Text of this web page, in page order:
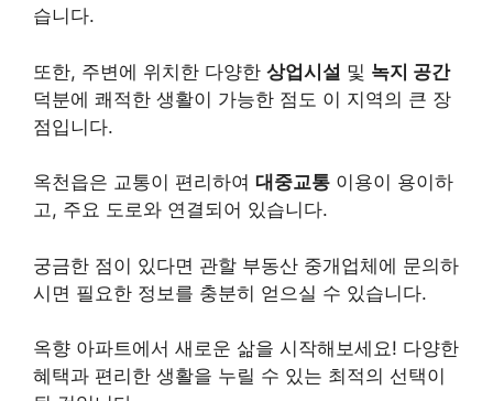
습니다.
또한, 주변에 위치한 다양한 상업시설 및 녹지 공간
덕분에 쾌적한 생활이 가능한 점도 이 지역의 큰 장
점입니다.
옥천읍은 교통이 편리하여 대중교통 이용이 용이하
고, 주요 도로와 연결되어 있습니다.
궁금한 점이 있다면 관할 부동산 중개업체에 문의하
시면 필요한 정보를 충분히 얻으실 수 있습니다.
옥향 아파트에서 새로운 삶을 시작해보세요! 다양한
혜택과 편리한 생활을 누릴 수 있는 최적의 선택이